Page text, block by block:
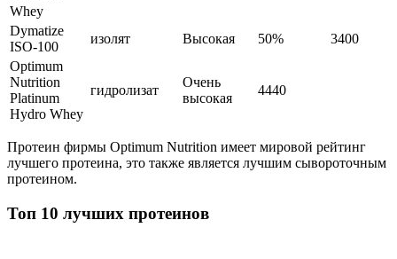
Whey
Dymatize
ISO-100
изолят Высокая 50%
3400
Optimum
Nutrition
Platinum
Hydro Whey
гидролизат
Очень
высокая
4440
Протеин фирмы Optimum Nutrition имеет мировой рейтинг
лучшего протеина, это также является лучшим сывороточным
протеином.
Топ 10 лучших протеинов